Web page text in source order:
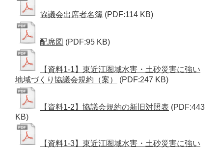
協議会出席者名簿 (PDF:114 KB)
配席図 (PDF:95 KB)
【資料1-1】東近江圏域水害・土砂災害に強い
地域づくり協議会規約（案）
(PDF:247 KB)
【資料1-2】協議会規約の新旧対照表 (PDF:443
KB)
【資料1-3】東近江圏域水害・土砂災害に強い